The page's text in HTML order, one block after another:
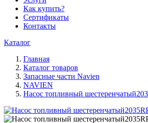
Как купить?
Сертификаты
Контакты
Каталог
Главная
Каталог товаров
Запасные части Navien
NAVIEN
Насос топливный